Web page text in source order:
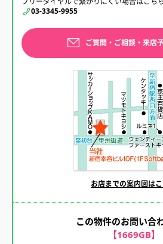
03-3345-9955
ご質問・ご相談・来店
お店までの案内図は
この物件のお問い合
【1669GB】